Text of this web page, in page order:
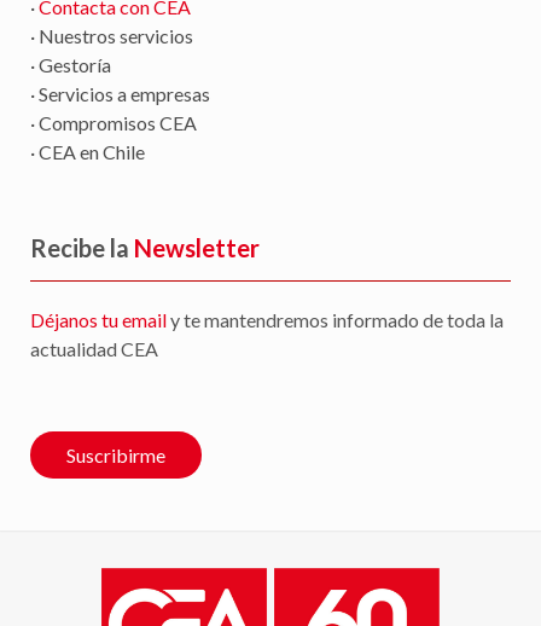
·Contacta con CEA
· Nuestros servicios
· Gestoría
· Servicios a empresas
· Compromisos CEA
· CEA en Chile
Recibe la Newsletter
Déjanos tu emaily te mantendremos informado de toda la
actualidad CEA
Suscribirme